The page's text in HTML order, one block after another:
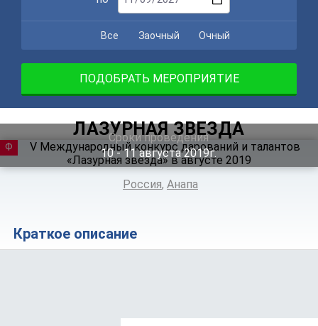
Все Заочный Очный
ПОДОБРАТЬ МЕРОПРИЯТИЕ
ЛАЗУРНАЯ ЗВЕЗДА
Сроки проведения
10 ‐ 11августа 2019г.
ФЕСТИВАЛЬ
Россия, Анапа
Краткое описание